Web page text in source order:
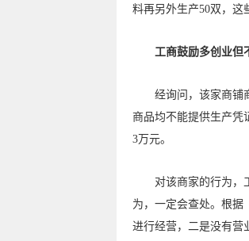
料再另外生产50双，这
工商鼓励多创业但
经询问，该家商铺商
商品均不能提供生产凭
3万元。
对该商家的行为，工
为，一定会查处。根据
进行经营，二是没有营